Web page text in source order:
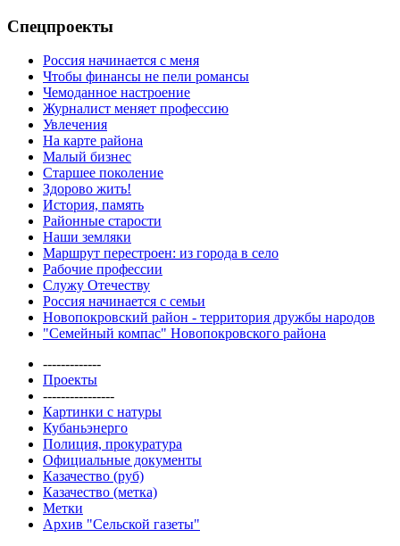
Спецпроекты
Россия начинается с меня
Чтобы финансы не пели романсы
Чемоданное настроение
Журналист меняет профессию
Увлечения
На карте района
Малый бизнес
Старшее поколение
Здорово жить!
История, память
Районные старости
Наши земляки
Маршрут перестроен: из города в село
Рабочие профессии
Служу Отечеству
Россия начинается с семьи
Новопокровский район - территория дружбы народов
"Семейный компас" Новопокровского района
-------------
Проекты
----------------
Картинки с натуры
Кубаньэнерго
Полиция, прокуратура
Официальные документы
Казачество (руб)
Казачество (метка)
Метки
Архив "Сельской газеты"